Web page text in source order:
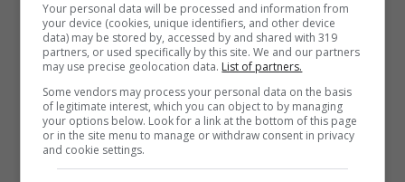
contenuto di grassi e abbondanti porzioni
di frutta e verdura fresca. È importante
anche limitare glizuccheri raffinati
favorendo fonti di nutrimento naturali.
Quando si parla di merendine, non tutte
Your personal data will be processed and information from
your device (cookies, unique identifiers, and other device
data) may be stored by, accessed by and shared with 319
partners, or used specifically by this site. We and our partners
may use precise geolocation data. List of partners.
Some vendors may process your personal data on the basis
of legitimate interest, which you can object to by managing
your options below. Look for a link at the bottom of this page
or in the site menu to manage or withdraw consent in privacy
and cookie settings.